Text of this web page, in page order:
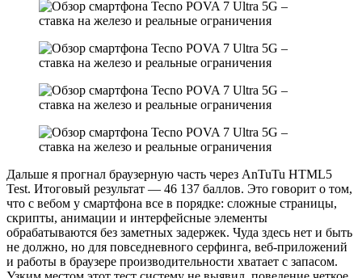
Дальше я прогнал браузерную часть через AnTuTu HTML5
Test. Итоговый результат — 46 137 баллов. Это говорит о том,
что с вебом у смартфона все в порядке: сложные страницы,
скрипты, анимации и интерфейсные элементы
обрабатываются без заметных задержек. Чуда здесь нет и быть
не должно, но для повседневного серфинга, веб-приложений
и работы в браузере производительности хватает с запасом.